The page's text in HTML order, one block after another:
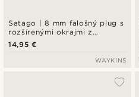
Satago | 8 mm falošný plug s
rozšírenými okrajmi z
nehrdzavejúcej ocele a
červeného dubového dreva
14,95 €
WAYKINS